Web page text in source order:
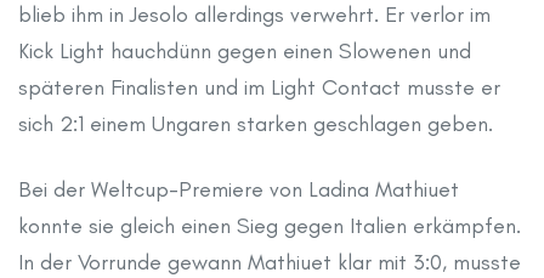
blieb ihm in Jesolo allerdings verwehrt. Er verlor im
Kick Light hauchdünn gegen einen Slowenen und
späteren Finalisten und im Light Contact musste er
sich 2:1 einem Ungaren starken geschlagen geben.
Bei der Weltcup-Premiere von Ladina Mathiuet
konnte sie gleich einen Sieg gegen Italien erkämpfen.
In der Vorrunde gewann Mathiuet klar mit 3:0, musste